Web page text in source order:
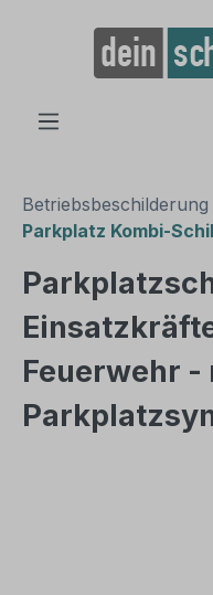
springen
Betriebsbeschilderung
Parkplatz Kombi-
Feuerwehr -